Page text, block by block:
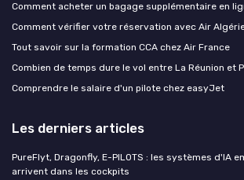
Comment acheter un bagage supplémentaire en
Comment vérifier votre réservation avec Air
Tout savoir sur la formation CCA chez Air France
Combien de temps dure le vol entre La Réunion et
Comprendre le salaire d'un pilote chez easyJet
Les derniers articles
PureFlyt, Dragonfly, E-PILOTS : les systèmes d'IA
arrivent dans les cockpits